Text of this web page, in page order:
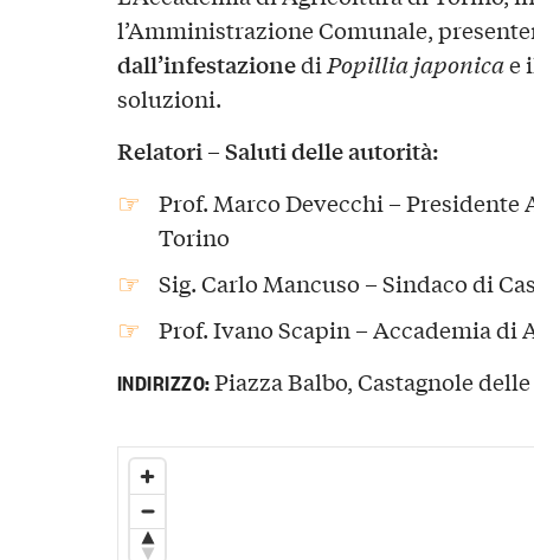
l’Amministrazione Comunale,
dall’infestazionedi Popillia japonicae
soluzioni.
Relatori – Saluti delle autorità:
Prof. Marco Devecchi –
Torino
Sig. Carlo Mancuso – Sindaco di
Prof. Ivano Scapin – Accademia di
INDIRIZZO:Piazza Balbo, Castagnole